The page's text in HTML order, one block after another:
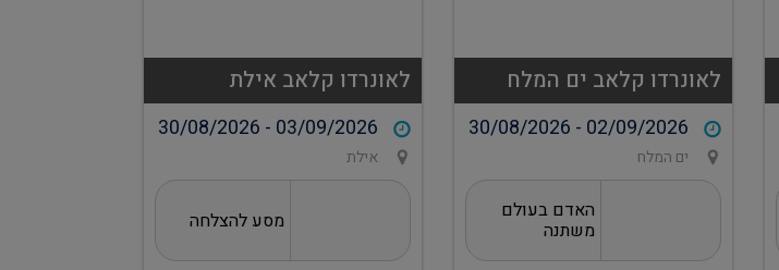
לאונרדו קלאב ים המלח
30/08/2026 - 02/09/2026
ים המלח
האדם בעולם
משתנה
לאונרדו קלאב אילת
30/08/2026 - 03/09/2026
אילת
מסע להצלחה